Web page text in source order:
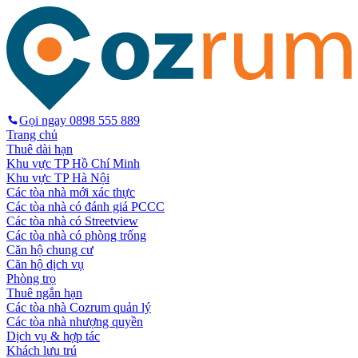
Gọi ngay 0898 555 889
Trang chủ
Thuê dài hạn
Khu vực TP Hồ Chí Minh
Khu vực TP Hà Nội
Các tòa nhà mới xác thực
Các tòa nhà có đánh giá PCCC
Các tòa nhà có Streetview
Các tòa nhà có phòng trống
Căn hộ chung cư
Căn hộ dịch vụ
Phòng trọ
Thuê ngắn hạn
Các tòa nhà Cozrum quản lý
Các tòa nhà nhượng quyền
Dịch vụ & hợp tác
Khách lưu trú